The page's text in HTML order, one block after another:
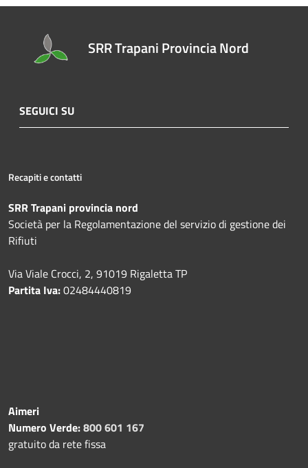
SRR Trapani Provincia Nord
SEGUICI SU
Recapiti e contatti
SRR Trapani provincia nord
Società per la Regolamentazione del servizio di gestione dei
Rifiuti
Via Viale Crocci, 2, 91019 Rigaletta TP
Partita Iva:02484440819
Aimeri
Numero Verde:800 601 167
gratuito da rete fissa